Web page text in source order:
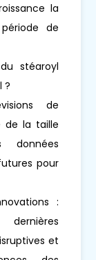
la
de
stéaroyl
?
de
de la taille
pour
:
et